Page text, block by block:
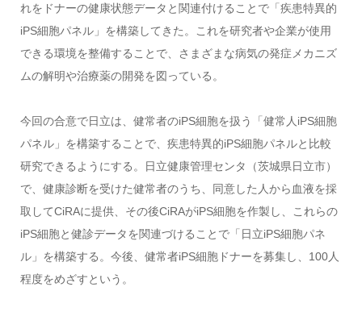
れをドナーの健康状態データと関連付けることで「疾患特異的
iPS細胞パネル」を構築してきた。これを研究者や企業が使用
できる環境を整備することで、さまざまな病気の発症メカニズ
ムの解明や治療薬の開発を図っている。
今回の合意で日立は、健常者のiPS細胞を扱う「健常人iPS細胞
パネル」を構築することで、疾患特異的iPS細胞パネルと比較
研究できるようにする。日立健康管理センタ（茨城県日立市）
で、健康診断を受けた健常者のうち、同意した人から血液を採
取してCiRAに提供、その後CiRAがiPS細胞を作製し、これらの
iPS細胞と健診データを関連づけることで「日立iPS細胞パネ
ル」を構築する。今後、健常者iPS細胞ドナーを募集し、100人
程度をめざすという。